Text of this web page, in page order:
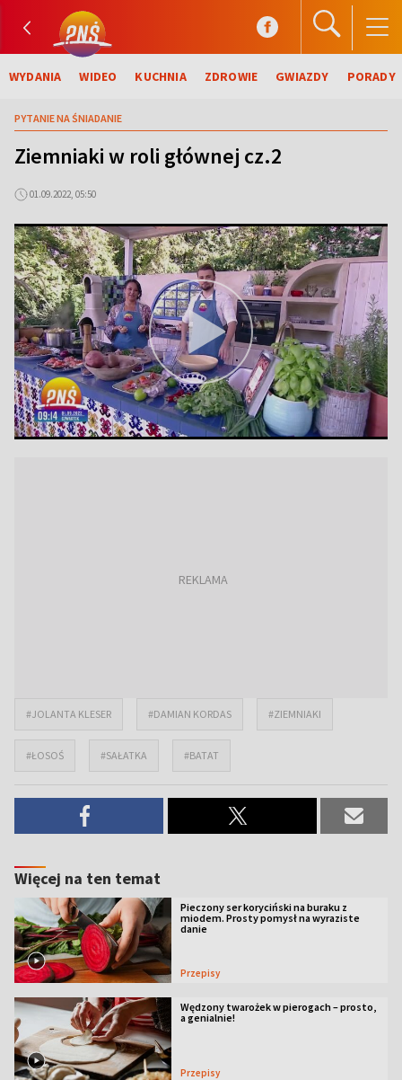
WYDANIA WIDEO KUCHNIA ZDROWIE GWIAZDY PORADY
PYTANIE NA ŚNIADANIE
Ziemniaki w roli głównej cz.2
01.09.2022, 05:50
#JOLANTA KLESER #DAMIAN KORDAS #ZIEMNIAKI
#ŁOSOŚ #SAŁATKA #BATAT
Więcej na ten temat
Pieczony ser koryciński na buraku z
miodem. Prosty pomysł na wyraziste
danie
Przepisy
Wędzony twarożek w pierogach – prosto,
a genialnie!
Przepisy